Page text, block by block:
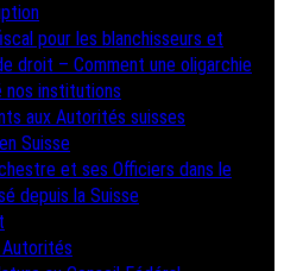
pour les blanchisseurs et
droit – Comment une oligarchie
nos institutions
aux Autorités suisses
Suisse
et ses Officiers dans le
depuis la Suisse
Autorités